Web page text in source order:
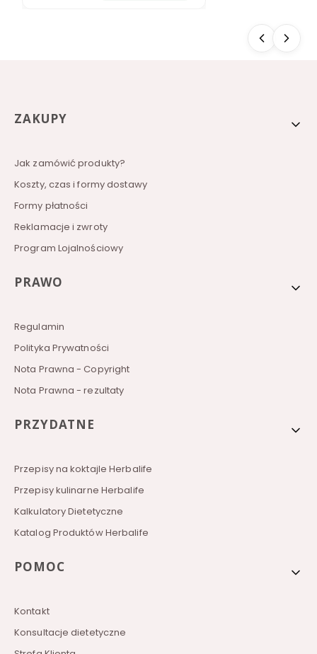
s
z
a
l
a
e
b
l
i
Linki w stopce
ZAKUPY
Jak zamówić produkty?
Koszty, czas i formy dostawy
Formy płatności
Reklamacje i zwroty
Program Lojalnościowy
PRAWO
Regulamin
Polityka Prywatności
Nota Prawna - Copyright
Nota Prawna - rezultaty
PRZYDATNE
Przepisy na koktajle Herbalife
Przepisy kulinarne Herbalife
Kalkulatory Dietetyczne
Katalog Produktów Herbalife
POMOC
Kontakt
Konsultacje dietetyczne